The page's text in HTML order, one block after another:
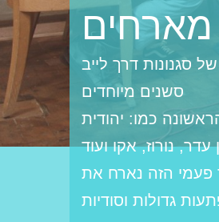
מארחים
סגנונות דרך לייב
סשנים מיוחדים
פעולה עם אמנים מהשורה הראשונה כמו: יהודית
נורוז, אקו ועוד
פעמי הזה נארח את
גדולות וסודיות